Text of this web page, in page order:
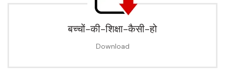
बच्चों-की-शिक्षा-कैसी-हो
Download